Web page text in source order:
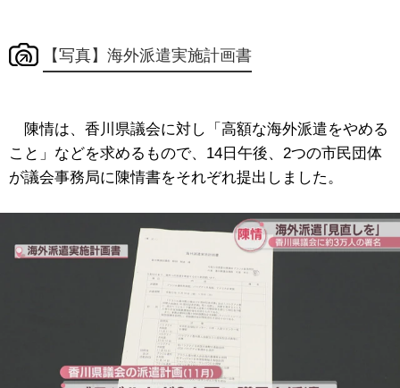
【写真】海外派遣実施計画書
陳情は、香川県議会に対し「高額な海外派遣をやめる
こと」などを求めるもので、14日午後、2つの市民団体
が議会事務局に陳情書をそれぞれ提出しました。